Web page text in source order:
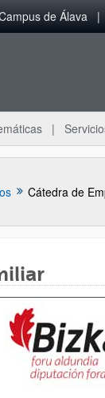
de Álava
Cátedra de